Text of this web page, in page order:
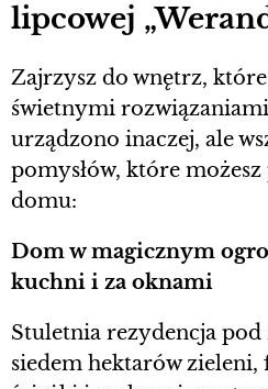
lipcowej
Zajrzysz do wnętrz,
świetnymi
urządzono inaczej, ale
pomysłów, które
domu:
Dom w magicznym
kuchni i za oknami
Stuletnia rezydencja
siedem hektarów